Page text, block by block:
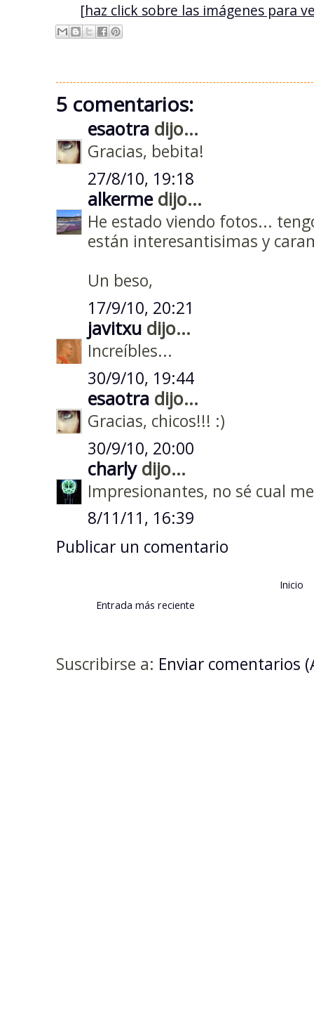
[haz click sobre las imágenes para
5 comentarios:
esaotra dijo...
Gracias, bebita!
27/8/10, 19:18
alkermedijo...
He estado viendo fotos...
están interesantisimas y
Un beso,
17/9/10, 20:21
javitxu dijo...
Increíbles...
30/9/10, 19:44
esaotra dijo...
Gracias, chicos!!! :)
30/9/10, 20:00
charlydijo...
Impresionantes, no sé cual
8/11/11, 16:39
Publicar un comentario
Entrada más reciente
Inicio
Suscribirse a: Enviar comentarios